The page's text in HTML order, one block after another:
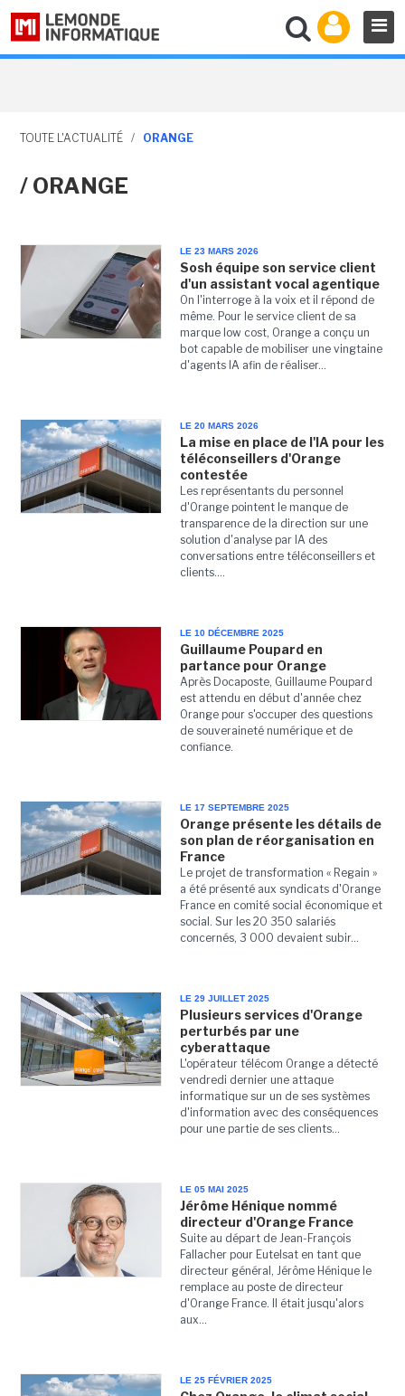
TOUTE L'ACTUALITÉ / ORANGE
/ ORANGE
LE 23 MARS 2026
Sosh équipe son service client
d'un assistant vocal agentique
On l'interroge à la voix et il répond de
même. Pour le service client de sa
marque low cost, Orange a conçu un
bot capable de mobiliser une vingtaine
d'agents IA afin de réaliser...
LE 20 MARS 2026
La mise en place de l'IA pour les
téléconseillers d'Orange
contestée
Les représentants du personnel
d'Orange pointent le manque de
transparence de la direction sur une
solution d'analyse par IA des
conversations entre téléconseillers et
clients....
LE 10 DÉCEMBRE 2025
Guillaume Poupard en
partance pour Orange
Après Docaposte, Guillaume Poupard
est attendu en début d'année chez
Orange pour s'occuper des questions
de souveraineté numérique et de
confiance.
LE 17 SEPTEMBRE 2025
Orange présente les détails de
son plan de réorganisation en
France
Le projet de transformation « Regain »
a été présenté aux syndicats d'Orange
France en comité social économique et
social. Sur les 20 350 salariés
concernés, 3 000 devaient subir...
LE 29 JUILLET 2025
Plusieurs services d'Orange
perturbés par une
cyberattaque
L'opérateur télécom Orange a détecté
vendredi dernier une attaque
informatique sur un de ses systèmes
d'information avec des conséquences
pour une partie de ses clients...
LE 05 MAI 2025
Jérôme Hénique nommé
directeur d'Orange France
Suite au départ de Jean-François
Fallacher pour Eutelsat en tant que
directeur général, Jérôme Hénique le
remplace au poste de directeur
d'Orange France. Il était jusqu'alors
aux...
LE 25 FÉVRIER 2025